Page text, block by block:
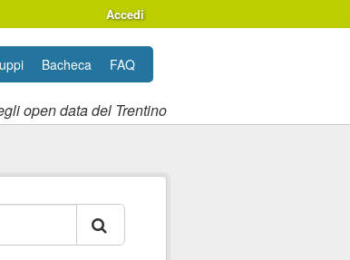
Accedi
open data del Trentino
Bacheca FAQ